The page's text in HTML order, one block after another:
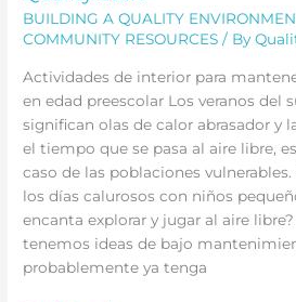
BUILDING A QUALITY
COMMUNITY RESOURCES / By
Actividades de interior para
en edad preescolar Los veranos del
significan olas de calor abrasador y
el tiempo que se pasa al aire libre,
caso de las poblaciones vulnerables.
los días calurosos con niños
encanta explorar y jugar al aire
tenemos ideas de bajo
probablemente ya tenga